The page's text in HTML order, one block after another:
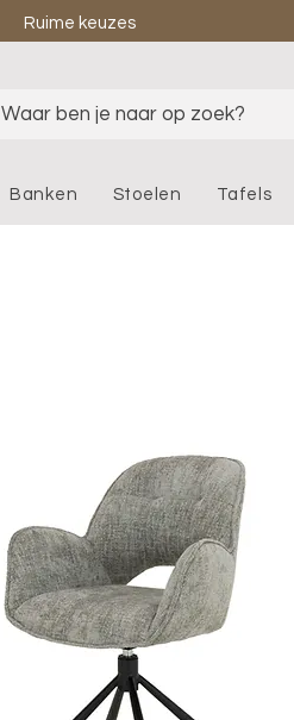
Ruime keuzes
Waar ben je naar op zoek?
Banken Stoelen Tafels